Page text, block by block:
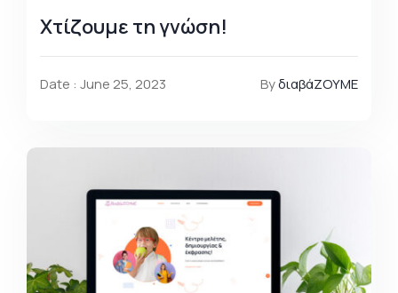
Χτίζουμε τη γνώση!
Date : June 25, 2023 ByδιαβάΖΟΥΜΕ